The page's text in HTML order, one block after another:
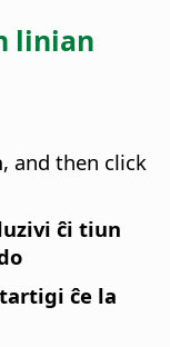
linian
, and then click
ĉi tiun
ĉe la